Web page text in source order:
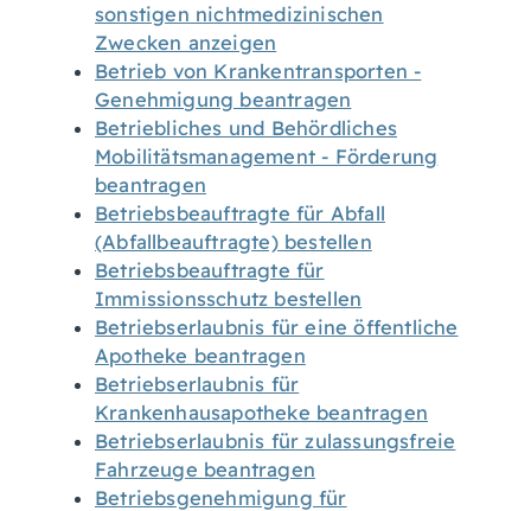
sonstigen nichtmedizinischen
Zwecken anzeigen
Betrieb von Krankentransporten -
Genehmigung beantragen
Betriebliches und Behördliches
Mobilitätsmanagement - Förderung
beantragen
Betriebsbeauftragte für Abfall
(Abfallbeauftragte) bestellen
Betriebsbeauftragte für
Immissionsschutz bestellen
Betriebserlaubnis für eine öffentliche
Apotheke beantragen
Betriebserlaubnis für
Krankenhausapotheke beantragen
Betriebserlaubnis für zulassungsfreie
Fahrzeuge beantragen
Betriebsgenehmigung für